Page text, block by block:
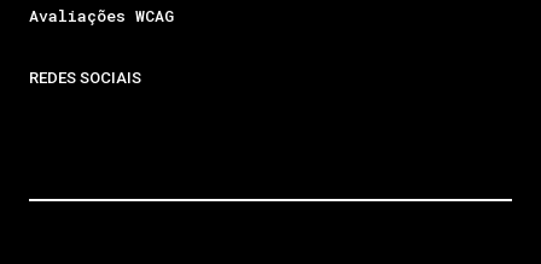
Avaliações WCAG
REDES SOCIAIS